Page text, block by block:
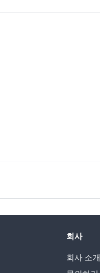
회사
회사 소개